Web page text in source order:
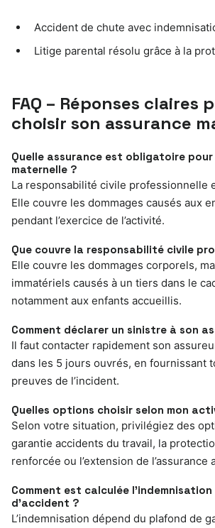
Accident de chute avec
Litige parental résolu grâce à la
FAQ – Réponses claires
choisir son assurance
Quelle assurance est obligatoire
maternelle ?
La responsabilité civile professionnelle
Elle couvre les dommages causés aux
pendant l’exercice de l’activité.
Que couvre la responsabilité civile
Elle couvre les dommages corporels,
immatériels causés à un tiers dans le
notamment aux enfants accueillis.
Comment déclarer un sinistre à son
Il faut contacter rapidement son
dans les 5 jours ouvrés, en fournissant
preuves de l’incident.
Quelles options choisir selon mon
Selon votre situation, privilégiez des
garantie accidents du travail, la
renforcée ou l’extension de l’assurance
Comment est calculée l’indemnisation
d’accident ?
L’indemnisation dépend du plafond de